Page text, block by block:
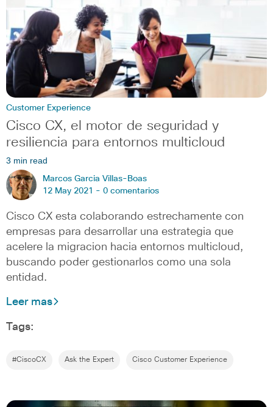
Customer Experience
Cisco CX, el motor de seguridad y
resiliencia para entornos multicloud
3 min read
Marcos Garcia Villas-Boas
12 May 2021 - 0 comentarios
Cisco CX esta colaborando estrechamente con
empresas para desarrollar una estrategia que
acelere la migracion hacia entornos multicloud,
buscando poder gestionarlos como una sola
entidad.
Leer mas
Tags:
#CiscoCX Ask the Expert Cisco Customer Experience